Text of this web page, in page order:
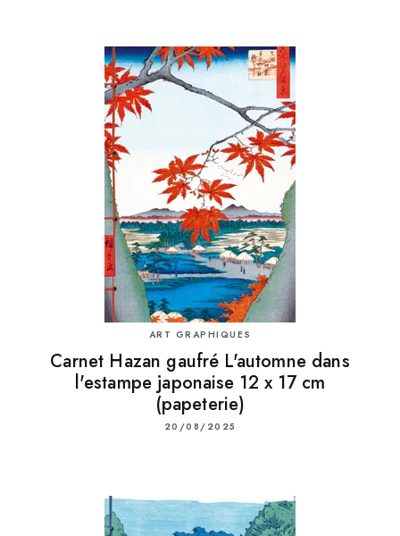
ART GRAPHIQUES
Carnet Hazan gaufré L'automne dans
l'estampe japonaise 12 x 17 cm
(papeterie)
20/08/2025